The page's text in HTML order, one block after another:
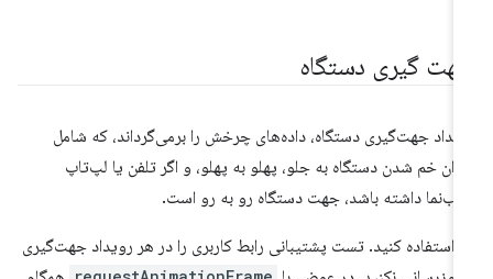
گیری دستگاه
جهت‌گیری دستگاه، داده‌های چرخش را برمی‌گرداند، که شامل
خم شدن دستگاه به جلو، پهلو به پهلو، و اگر تلفن یا لپ‌تاپ
داشته باشد، جهت دستگاه رو به رو است.
استفاده کنید. تست پشتیبانی رابط کاربری را در هر رویداد جهت‌گیری